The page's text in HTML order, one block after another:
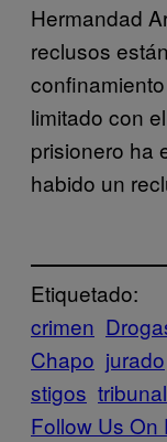
Hermandad
reclusos
limitado con
prisionero ha
habido un
Etiquetado:
crimen
Chapo jurado
stigos tribunal
Follow Us On